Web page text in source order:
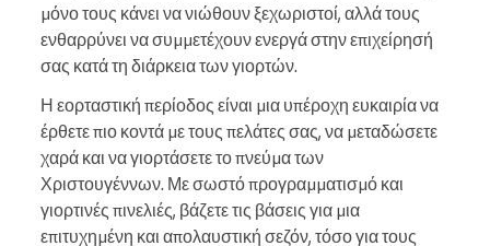
μόνο τους κάνει να νιώθουν ξεχωριστοί, αλλά τους
ενθαρρύνει να συμμετέχουν ενεργά στην επιχείρησή
σας κατά τη διάρκεια των γιορτών.
Η εορταστική περίοδος είναι μια υπέροχη ευκαιρία να
έρθετε πιο κοντά με τους πελάτες σας, να μεταδώσετε
χαρά και να γιορτάσετε το πνεύμα των
Χριστουγέννων. Με σωστό προγραμματισμό και
γιορτινές πινελιές, βάζετε τις βάσεις για μια
επιτυχημένη και απολαυστική σεζόν, τόσο για τους